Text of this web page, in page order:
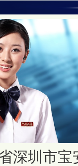
深圳市宝